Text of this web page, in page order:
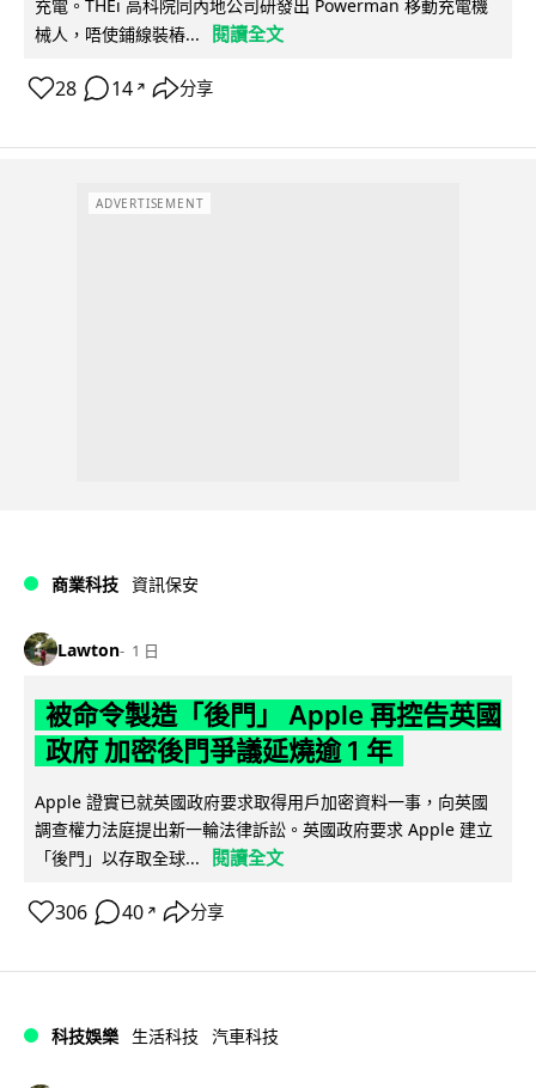
充電。THEi 高科院同內地公司研發出 Powerman 移動充電機
械人，唔使鋪線裝樁...
閱讀全文
28 14 ↗ 分享
ADVERTISEMENT
商業科技 資訊保安
Lawton 1 日
被命令製造「後門」 Apple 再控告英國
政府 加密後門爭議延燒逾 1 年
Apple 證實已就英國政府要求取得用戶加密資料一事，向英國
調查權力法庭提出新一輪法律訴訟。英國政府要求 Apple 建立
「後門」以存取全球...
閱讀全文
306 40 ↗ 分享
科技娛樂 生活科技 汽車科技